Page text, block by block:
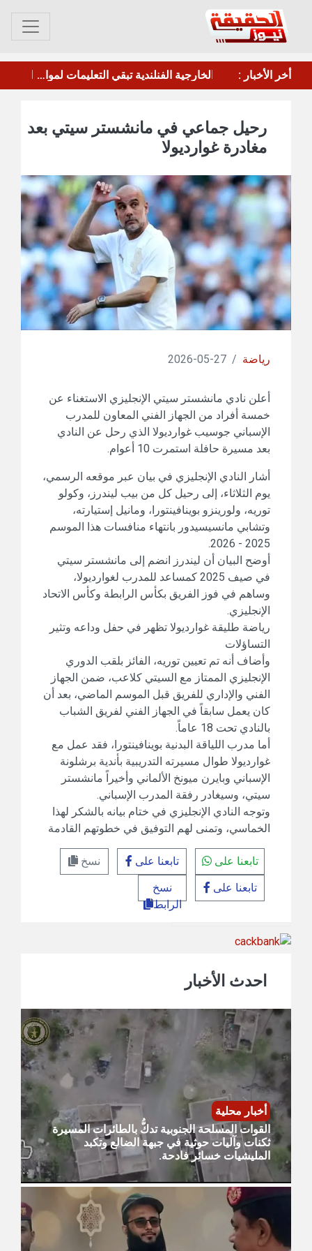
أخر الأخبار : مجلس الدفاع الوطني يقر الرد الحازم على هجمات الحوثيين ويرفع الجاهزية القصوى
رحيل جماعي في مانشستر سيتي بعد
مغادرة غوارديولا
رياضة /
27-05-2026
أعلن نادي مانشستر سيتي الإنجليزي الاستغناء عن
خمسة أفراد من الجهاز الفني المعاون للمدرب
الإسباني جوسيب غوارديولا الذي رحل عن النادي
بعد مسيرة حافلة استمرت 10 أعوام.
أشار النادي الإنجليزي في بيان عبر موقعه الرسمي،
يوم الثلاثاء، إلى رحيل كل من بيب ليندرز، وكولو
توريه، ولورينزو بوينافينتورا، ومانيل إستيارته،
وتشابي مانسيسيدور بانتهاء منافسات هذا الموسم
2025 - 2026.
أوضح البيان أن ليندرز انضم إلى مانشستر سيتي
في صيف 2025 كمساعد للمدرب لغوارديولا،
وساهم في فوز الفريق بكأس الرابطة وكأس الاتحاد
الإنجليزي.
رياضة طليقة غوارديولا تظهر في حفل وداعه وتثير
التساؤلات
وأضاف أنه تم تعيين توريه، الفائز بلقب الدوري
الإنجليزي الممتاز مع السيتي كلاعب، ضمن الجهاز
الفني والإداري للفريق قبل الموسم الماضي، بعد أن
كان يعمل سابقاً في الجهاز الفني لفريق الشباب
بالنادي تحت 18 عاماً.
أما مدرب اللياقة البدنية بوينافينتورا، فقد عمل مع
غوارديولا طوال مسيرته التدريبية بأندية برشلونة
الإسباني وبايرن ميونخ الألماني وأخيراً مانشستر
سيتي، وسيغادر رفقة المدرب الإسباني.
وتوجه النادي الإنجليزي في ختام بيانه بالشكر لهذا
الخماسي، وتمنى لهم التوفيق في خطوتهم القادمة
تابعنا على تابعنا على
نسخ
تابعنا على
نسخ
الرابط
احدث الأخبار
أخبار محلية
القوات المسلحة الجنوبية تدكُّ بالطائرات المسيرة
ثكنات وآليات حوثية في جبهة الضالع وتكبد
المليشيات خسائر فادحة.